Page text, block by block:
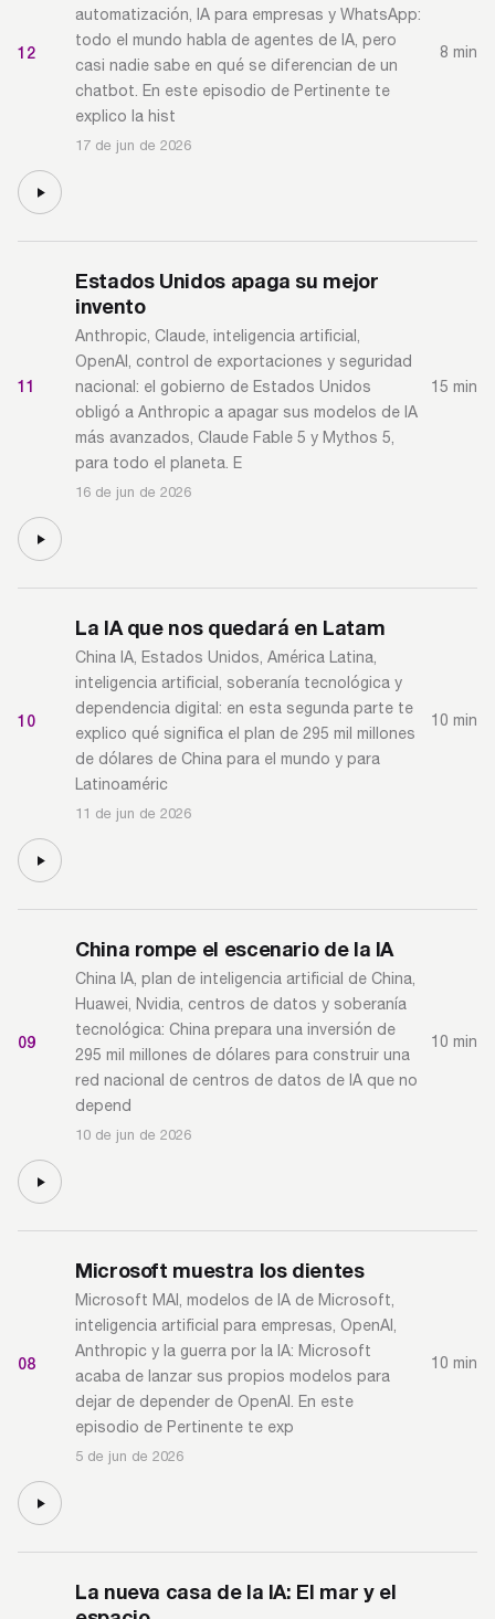
12
automatización, IA para empresas y WhatsApp:
todo el mundo habla de agentes de IA, pero
casi nadie sabe en qué se diferencian de un
chatbot. En este episodio de Pertinente te
explico la hist
17 de jun de 2026
8 min
11
Estados Unidos apaga su mejor
invento
Anthropic, Claude, inteligencia artificial,
OpenAI, control de exportaciones y seguridad
nacional: el gobierno de Estados Unidos
obligó a Anthropic a apagar sus modelos de IA
más avanzados, Claude Fable 5 y Mythos 5,
para todo el planeta. E
16 de jun de 2026
15 min
10
La IA que nos quedará en Latam
China IA, Estados Unidos, América Latina,
inteligencia artificial, soberanía tecnológica y
dependencia digital: en esta segunda parte te
explico qué significa el plan de 295 mil millones
de dólares de China para el mundo y para
Latinoaméric
11 de jun de 2026
10 min
09
China rompe el escenario de la IA
China IA, plan de inteligencia artificial de China,
Huawei, Nvidia, centros de datos y soberanía
tecnológica: China prepara una inversión de
295 mil millones de dólares para construir una
red nacional de centros de datos de IA que no
depend
10 de jun de 2026
10 min
08
Microsoft muestra los dientes
Microsoft MAI, modelos de IA de Microsoft,
inteligencia artificial para empresas, OpenAI,
Anthropic y la guerra por la IA: Microsoft
acaba de lanzar sus propios modelos para
dejar de depender de OpenAI. En este
episodio de Pertinente te exp
5 de jun de 2026
10 min
La nueva casa de la IA: El mar y el